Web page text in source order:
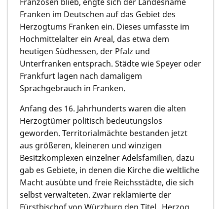
Franken im Deutschen auf das Gebiet des
Herzogtums Franken ein. Dieses umfasste im
Hochmittelalter ein Areal, das etwa dem
heutigen Südhessen, der Pfalz und
Unterfranken entsprach. Städte wie Speyer oder
Frankfurt lagen nach damaligem
Sprachgebrauch in Franken.
Anfang des 16. Jahrhunderts waren die alten
Herzogtümer politisch bedeutungslos
geworden. Territorialmächte bestanden jetzt
aus größeren, kleineren und winzigen
Besitzkomplexen einzelner Adelsfamilien, dazu
gab es Gebiete, in denen die Kirche die weltliche
Macht ausübte und freie Reichsstädte, die sich
selbst verwalteten. Zwar reklamierte der